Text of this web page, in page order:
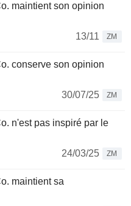
maintient son opinion
13/11
ZM
conserve son opinion
30/07/25
ZM
n'est pas inspiré par le
24/03/25
ZM
maintient sa